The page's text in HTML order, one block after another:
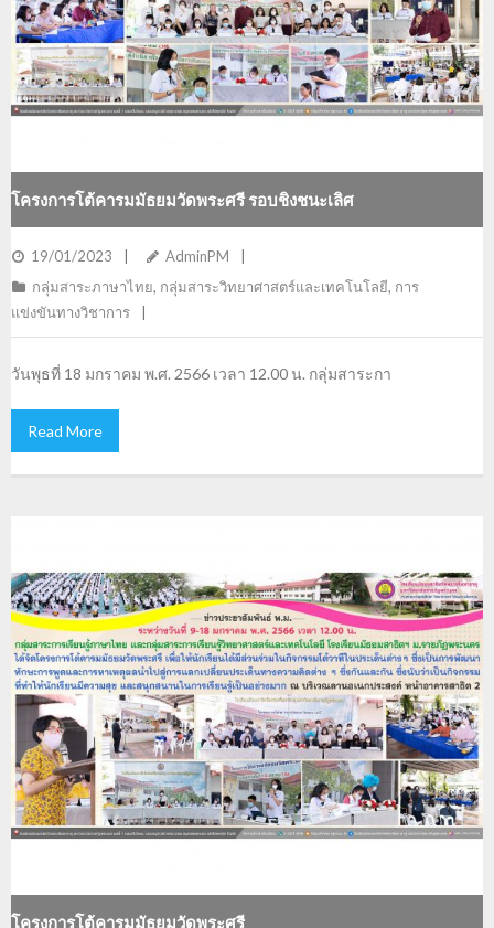
โครงการโต้คารมมัธยมวัดพระศรี รอบชิงชนะเลิศ
19/01/2023
AdminPM
กลุ่มสาระภาษาไทย, กลุ่มสาระวิทยาศาสตร์และเทคโนโลยี, การ
แข่งขันทางวิชาการ
วันพุธที่ 18 มกราคม พ.ศ. 2566 เวลา 12.00 น. กลุ่มสาระกา
Read More
โครงการโต้คารมมัธยมวัดพระศรี